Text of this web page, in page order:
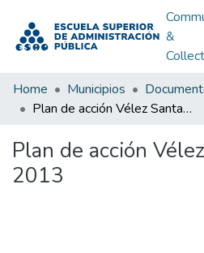
&
Home Municipios
Plan de acción Vélez Santander 2013
Plan de acción
2013